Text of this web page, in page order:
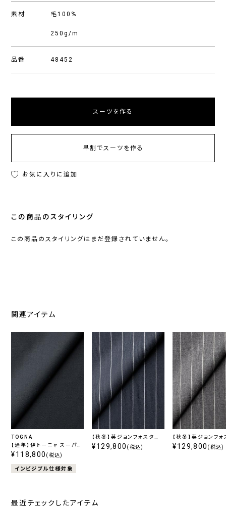
素材 毛100%
250g/m
品番 48452
スーツを作る
早割でスーツを作る
お気に入りに追加
この商品のスタイリング
この商品のスタイリングはまだ登録されていません。
関連アイテム
TOGNA
【通年】伊トーニャ スーパー
120's エストラート ストレ
¥118,800 (税込)
インビジブル仕様対象
【秋冬】英ジョンフォスター
Extrafine Merino Wool
¥129,800 (税込)
【秋冬】英ジョンフ
Extrafine
¥129,800 (税込)
最近チェックしたアイテム